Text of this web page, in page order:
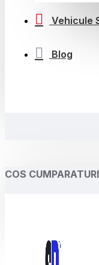
Vehicule
Blog
COS CUMPARATURI